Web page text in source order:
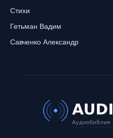
Стихи
Гетьман Вадим
Савченко Александр